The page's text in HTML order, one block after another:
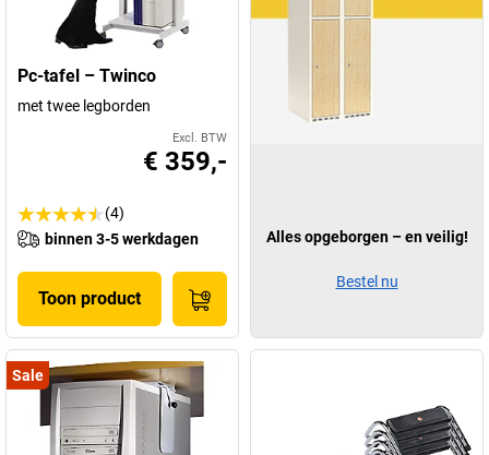
Pc-tafel – Twinco
met twee legborden
Excl. BTW
€ 359,-
(4)
binnen 3-5 werkdagen
Toon product
Sale
Alles opgeborgen – en veilig!
Bestel nu